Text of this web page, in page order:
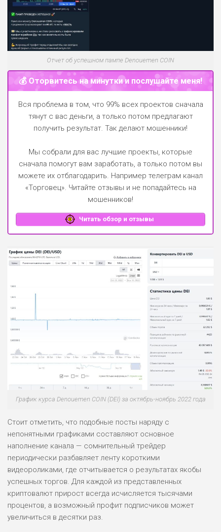
Отчет об успешном пампе Denouemen COIN
💰 Оторвитесь на минутки и послушайте меня!
Вся проблема в том, что 99% всех проектов сначала
тянут с вас деньги, а только потом предлагают
получить результат. Так делают мошенники!
Мы собрали для вас лучшие проекты, которые
сначала помогут вам заработать, а только потом вы
можете их отблагодарить. Например телеграм канал
«Торговец». Читайте отзывы и не попадайтесь на
мошенников!
Читать обзор и отзывы
График курса Denouemen COIN (DEI) за октябрь-ноябрь 2022 года
Стоит отметить, что подобные посты наряду с
непонятными графиками составляют основное
наполнение канала — сомнительный трейдер
периодически разбавляет ленту короткими
видеороликами, где отчитывается о результатах якобы
успешных торгов. Для каждой из представленных
криптовалют прирост всегда исчисляется тысячами
процентов, а возможный профит подписчиков может
увеличиться в десятки раз.